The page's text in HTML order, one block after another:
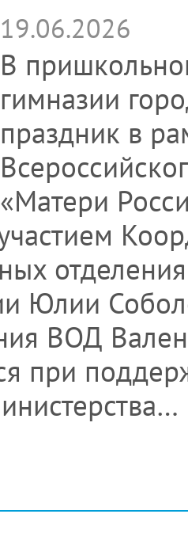
19.06.2026
В
гимназии
праздник в
«Матери
Юлии
ВОД
при